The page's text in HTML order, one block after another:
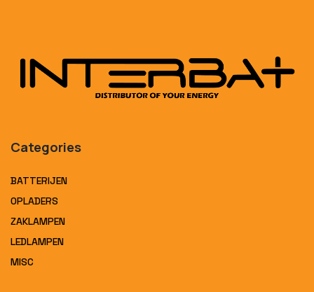
Categories
BATTERIJEN
OPLADERS
ZAKLAMPEN
LEDLAMPEN
MISC